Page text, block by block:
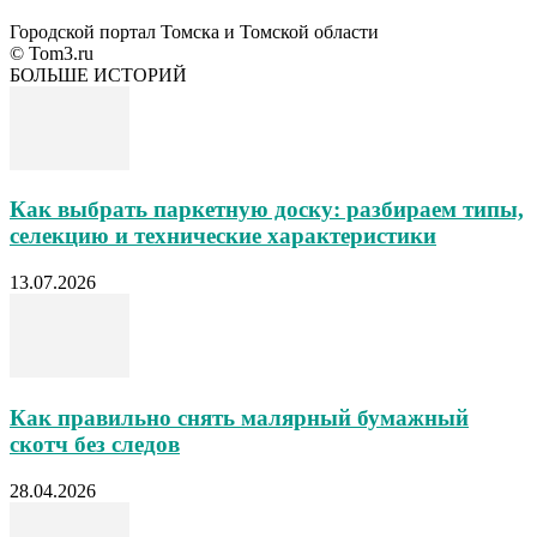
Городской портал Томска и Томской области
© Tom3.ru
БОЛЬШЕ ИСТОРИЙ
Как выбрать паркетную доску: разбираем типы,
селекцию и технические характеристики
13.07.2026
Как правильно снять малярный бумажный
скотч без следов
28.04.2026